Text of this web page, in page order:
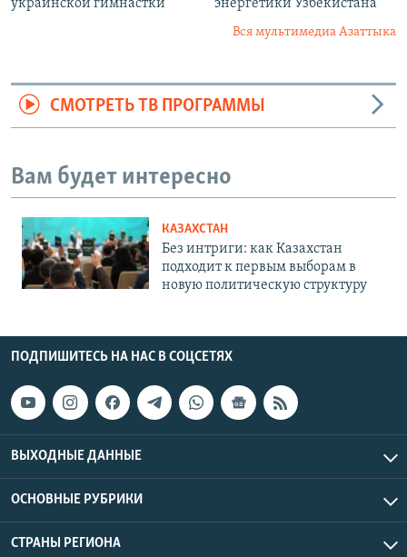
украинской гимнастки
энергетики Узбекистана
Вся мультимедиа Азаттыка
СМОТРЕТЬ ТВ ПРОГРАММЫ
Вам будет интересно
КАЗАХСТАН
Без интриги: как Казахстан
подходит к первым выборам в
новую политическую структуру
ПОДПИШИТЕСЬ НА НАС В СОЦСЕТЯХ
ВЫХОДНЫЕ ДАННЫЕ
ОСНОВНЫЕ РУБРИКИ
СТРАНЫ РЕГИОНА